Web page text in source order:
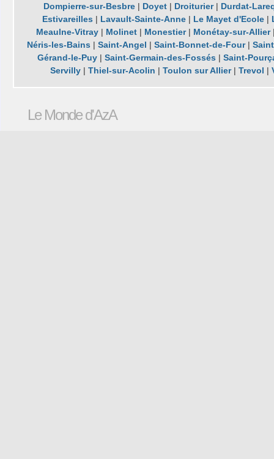
Dompierre-sur-Besbre| Doyet| Droiturier| Durdat-
Estivareilles | Lavault-Sainte-Anne| Le Mayet d'Ecole|
Meaulne-Vitray | Molinet | Monestier| Monétay-sur-Allier
Néris-les-Bains |Saint-Angel |Saint-Bonnet-de-Four|
Gérand-le-Puy| Saint-Germain-des-Fossés | Saint-
Servilly| Thiel-sur-Acolin | Toulon sur Allier| Trevol |
Le Monde d'AzA